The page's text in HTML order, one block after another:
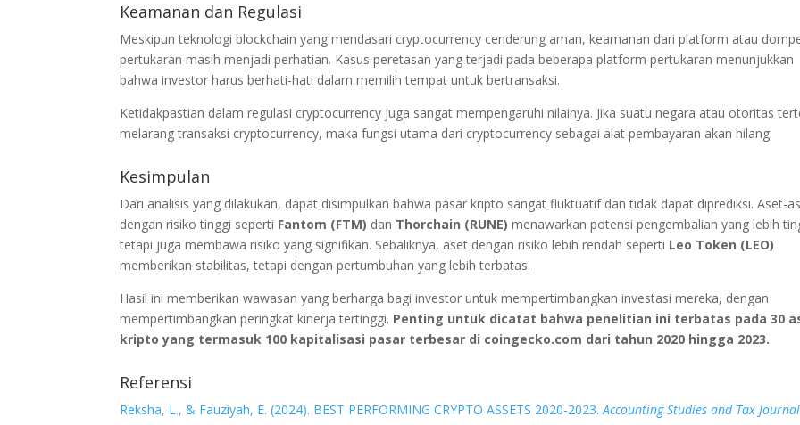
Keamanan dan Regulasi
Meskipun teknologi blockchain yang mendasari cryptocurrency cenderung aman, keamanan dari platform atau
pertukaran masih menjadi perhatian. Kasus peretasan yang terjadi pada beberapa platform pertukaran menunjukkan
bahwa investor harus berhati-hati dalam memilih tempat untuk bertransaksi.
Ketidakpastian dalam regulasi cryptocurrency juga sangat mempengaruhi nilainya. Jika suatu negara atau otoritas
melarang transaksi cryptocurrency, maka fungsi utama dari cryptocurrency sebagai alat pembayaran akan hilang.
Kesimpulan
Dari analisis yang dilakukan, dapat disimpulkan bahwa pasar kripto sangat fluktuatif dan tidak dapat diprediksi. Aset-
dengan risiko tinggi seperti Fantom (FTM) dan Thorchain (RUNE) menawarkan potensi pengembalian yang lebih
tetapi juga membawa risiko yang signifikan. Sebaliknya, aset dengan risiko lebih rendah seperti Leo Token (LEO)
memberikan stabilitas, tetapi dengan pertumbuhan yang lebih terbatas.
Hasil ini memberikan wawasan yang berharga bagi investor untuk mempertimbangkan investasi mereka, dengan
mempertimbangkan peringkat kinerja tertinggi. Penting untuk dicatat bahwa penelitian ini terbatas pada 30
kripto yang termasuk 100 kapitalisasi pasar terbesar di coingecko.com dari tahun 2020 hingga 2023.
Referensi
Reksha, L., & Fauziyah, E. (2024). BEST PERFORMING CRYPTO ASSETS 2020-2023.Accounting Studies and Tax Journal